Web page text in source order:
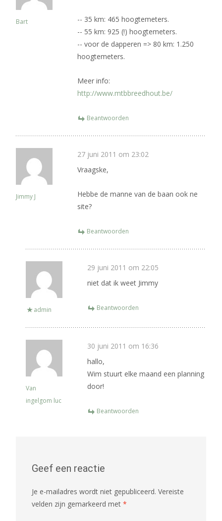
Bart
-- 35 km: 465 hoogtemeters.
-- 55 km: 925 (!) hoogtemeters.
-- voor de dapperen => 80 km: 1.250
hoogtemeters.
Meer info:
http://www.mtbbreedhout.be/
Beantwoorden
Jimmy J
27 juni 2011 om 23:02
Vraagske,
Hebbe de manne van de baan ook ne
site?
Beantwoorden
admin
29 juni 2011 om 22:05
niet dat ik weet Jimmy
Beantwoorden
Van
ingelgom luc
30 juni 2011 om 16:36
hallo,
Wim stuurt elke maand een planning
door!
Beantwoorden
Geef een reactie
Je e-mailadres wordt niet gepubliceerd. Vereiste
velden zijn gemarkeerd met *